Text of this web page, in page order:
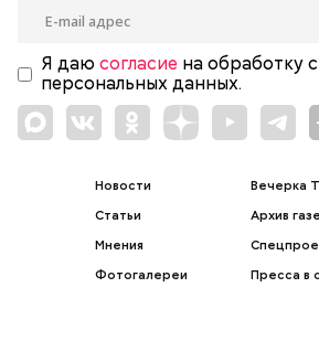
Я даю согласие на обработку
персональных данных.
Новости
Статьи
Мнения
Фотогалереи
Вечерка
Архив
Пресса в